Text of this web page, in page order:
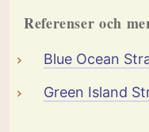
Referenser och
Blue Ocean
Green Island